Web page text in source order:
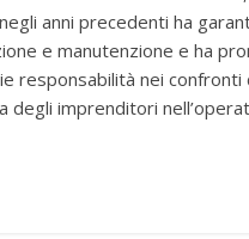
anni precedenti ha
e manutenzione e ha
responsabilità nei confronti
imprenditori